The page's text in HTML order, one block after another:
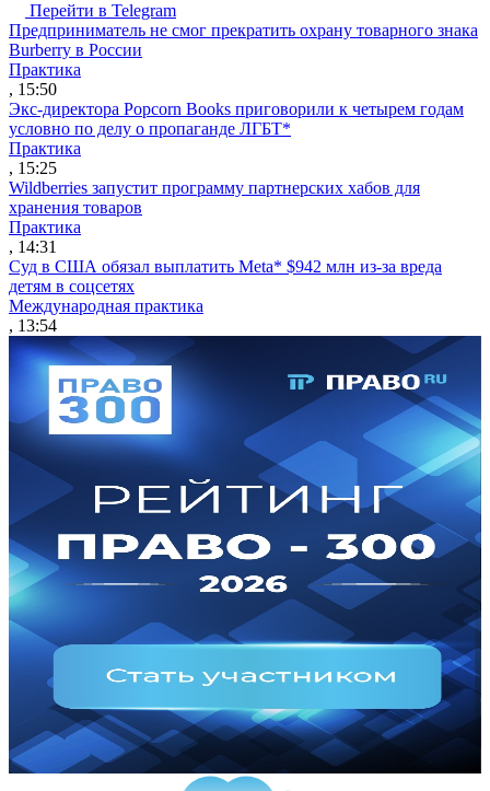
Перейти в Telegram
Предприниматель не смог прекратить охрану товарного знака
Burberry в России
Практика
, 15:50
Экс-директора Popcorn Books приговорили к четырем годам
условно по делу о пропаганде ЛГБТ*
Практика
, 15:25
Wildberries запустит программу партнерских хабов для
хранения товаров
Практика
, 14:31
Суд в США обязал выплатить Meta* $942 млн из-за вреда
детям в соцсетях
Международная практика
, 13:54